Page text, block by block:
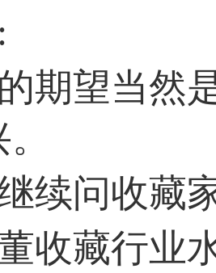
期望当然
续问收藏
收藏行业